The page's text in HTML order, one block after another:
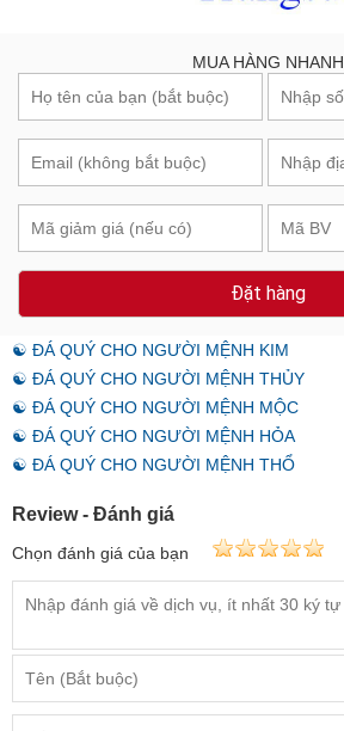
MUA HÀNG NHANH
Đặt hàng
☯ ĐÁ QUÝ CHO NGƯỜI MỆNH KIM
☯ ĐÁ QUÝ CHO NGƯỜI MỆNH THỦY
☯ ĐÁ QUÝ CHO NGƯỜI MỆNH MỘC
☯ ĐÁ QUÝ CHO NGƯỜI MỆNH HỎA
☯ ĐÁ QUÝ CHO NGƯỜI MỆNH THỔ
Review - Đánh giá
Chọn đánh giá của bạn